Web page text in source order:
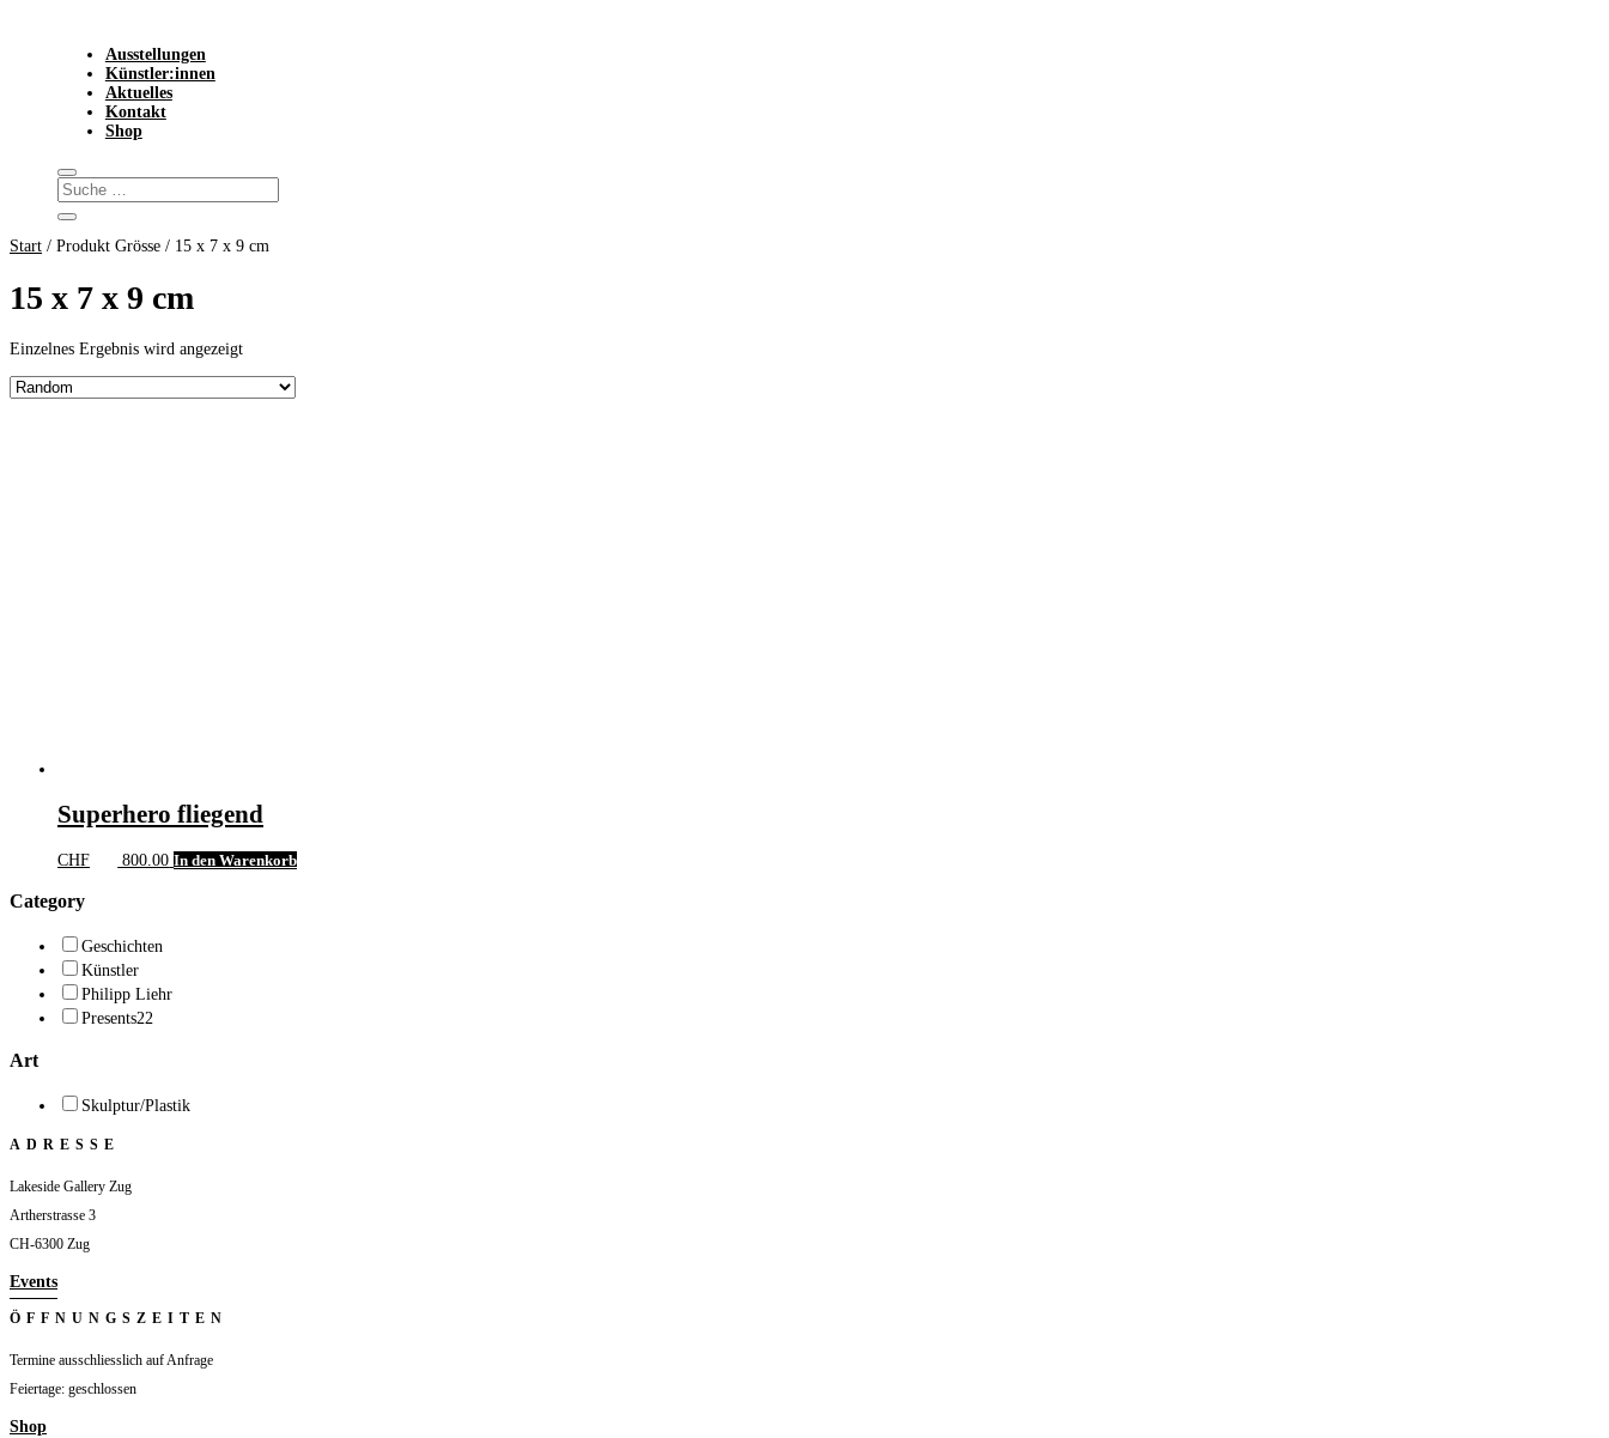
Ausstellungen
Künstler:innen
Aktuelles
Kontakt
Shop
Start / Produkt Grösse / 15 x 7 x 9 cm
15 x 7 x 9 cm
Einzelnes Ergebnis wird angezeigt
Superhero fliegend
CHF 800.00 In den Warenkorb
Category
Geschichten
Künstler
Philipp Liehr
Presents22
Art
Skulptur/Plastik
ADRESSE
Lakeside Gallery Zug
Artherstrasse 3
CH-6300 Zug
Events
ÖFFNUNGSZEITEN
Termine ausschliesslich auf Anfrage
Feiertage: geschlossen
Shop